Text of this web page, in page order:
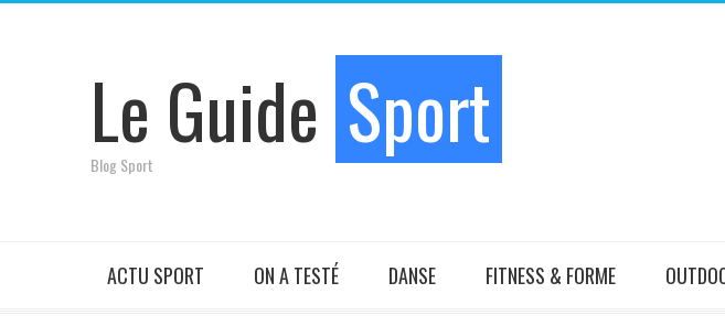
Le Guide Sport
Blog Sport
ACTU SPORT ON A TESTÉ DANSE FITNESS & FORME